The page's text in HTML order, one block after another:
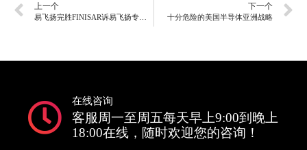
上一个 下一个
十分危险的美国半导体亚洲战略
在线咨询
客服周一至周五每天早上9:00到晚上
18:00在线，随时欢迎您的咨询！